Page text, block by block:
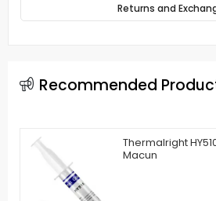
Returns and
Recommended
Thermalright
Macun